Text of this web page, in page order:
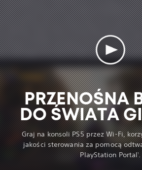
PRZENOŚNA
DO ŚWIATA
Graj na konsoli PS5 przez Wi-Fi,
jakości sterowania za pomocą
PlayStation Portal1